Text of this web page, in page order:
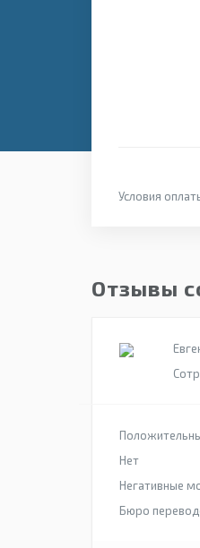
Условия
Отзывы
Нет
Негативные
Бюро